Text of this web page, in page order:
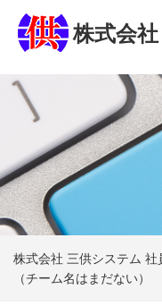
株式会
株式会社 三供システム 社
（チーム名はまだない）